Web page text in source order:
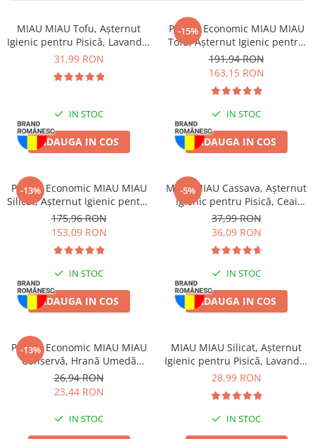
Biscuiți
Piele Presată
Semi-umede
Pernuțe
Îngrijire Câini
Igienă Câini
Șampoane Câini
Antiparazitare Câini
Accesorii Câini
Culcușuri & Saltele Câini
Cuști și Genți
Zgărzi, Lese & Hamuri
Jucării Câini
Haine Câini
MIAU MIAU Tofu, Așternut
Igienic pentru Pisică, Lavandă,
6L
31,99 RON
IN STOC
ADAUGA IN COS
-15%
Pachet Economic MIAU MIAU
Tofu, Așternut Igienic pentru
Pisică, Lavandă, 6x6L
191,94 RON
163,15 RON
IN STOC
ADAUGA IN COS
-13%
Pachet Economic MIAU MIAU
Silicat, Așternut Igienic pentru
Pisică, Fresh, 4x8L
175,96 RON
153,09 RON
IN STOC
ADAUGA IN COS
-5%
MIAU MIAU Cassava, Așternut
Igienic pentru Pisică, Ceai
Verde, 6L
37,99 RON
36,09 RON
IN STOC
ADAUGA IN COS
-13%
Pachet Economic MIAU MIAU
Conservă, Hrană Umedă
Pisică Adult, Pui, 6x415g
26,94 RON
23,44 RON
IN STOC
MIAU MIAU Silicat, Așternut
Igienic pentru Pisică, Lavandă,
5L
28,99 RON
IN STOC